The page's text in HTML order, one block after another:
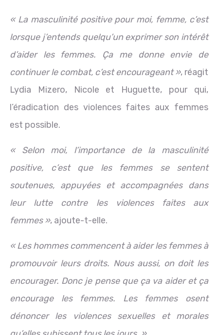
« La masculinité positive pour moi, femme, c’est
lorsque j’entends quelqu’un exprimer son intérêt
d’aider les femmes. Ça me donne envie de
continuer le combat, c’est encourageant », réagit
Lydia Mizero, Nicole et Huguette, pour qui,
l’éradication des violences faites aux femmes
est possible.
« Selon moi, l’importance de la masculinité
positive, c’est que les femmes se sentent
soutenues, appuyées et accompagnées dans
leur lutte contre les violences faites aux
femmes », ajoute-t-elle.
« Les hommes commencent à aider les femmes à
promouvoir leurs droits. Nous aussi, on doit les
encourager. Donc je pense que ça va aider et ça
encourage les femmes. Les femmes osent
dénoncer les violences sexuelles et morales